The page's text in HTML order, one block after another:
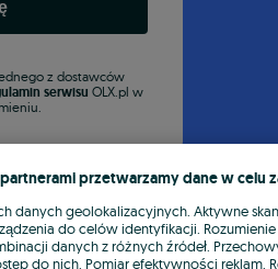
z dostawców
serwisu OLX.pl w
przetwarzamy dane w celu
danych geolokalizacyjnych. Aktywne
do celów identyfikacji.
danych z różnych źródeł.
do nich. Pomiar efektywności reklam.